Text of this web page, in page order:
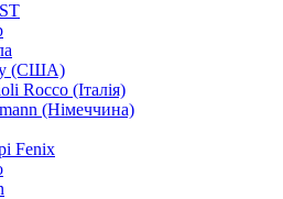
(США)
Rocco (Італія)
(Німеччина)
Fenix